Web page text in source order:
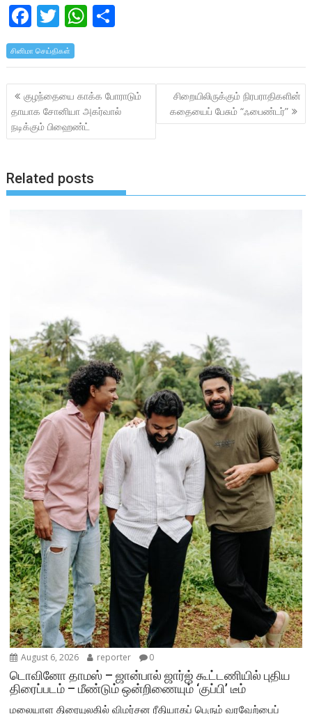
F
ac
e
b
o
o
k
T
w
itt
er
W
at
s
A
p
p
ar
e
சினிமா செய்திகள்
Post
navigation
குழந்தையை காக்க போராடும்
தாயாக சோனியா அகர்வால்
நடிக்கும் பிஹைண்ட்
சிறையிலிருக்கும் நிரபராதிகளின்
கதையைப் பேசும் “ஃபைண்டர்”
Related posts
August 6, 2026 reporter 0
டொவினோ தாமஸ் – ஜான்பால் ஜார்ஜ் கூட்டணியில் புதிய
திரைப்படம் – மீண்டும் ஒன்றிணையும் ‘குப்பி’ டீம்
மலையாள திரையுலகில் விமர்சன ரீதியாகப் பெரும் வரவேற்பைப்